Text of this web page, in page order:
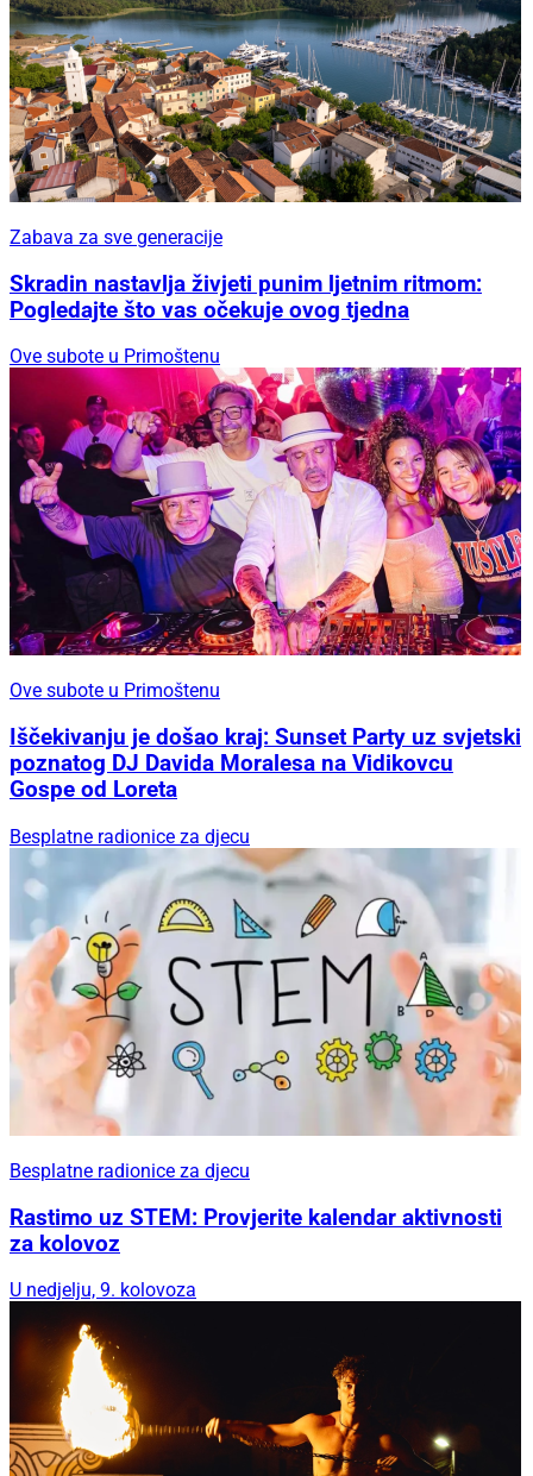
Zabava za sve generacije
Skradin nastavlja živjeti punim ljetnim ritmom:
Pogledajte što vas očekuje ovog tjedna
Ove subote u Primoštenu
Ove subote u Primoštenu
Iščekivanju je došao kraj: Sunset Party uz svjetski
poznatog DJ Davida Moralesa na Vidikovcu
Gospe od Loreta
Besplatne radionice za djecu
Besplatne radionice za djecu
Rastimo uz STEM: Provjerite kalendar aktivnosti
za kolovoz
U nedjelju, 9. kolovoza